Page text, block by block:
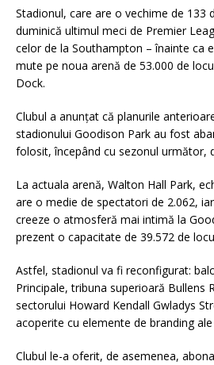
Stadionul, care are o vechime de 133
duminică ultimul meci de Premier
celor de la Southampton – înainte ca
mute pe noua arenă de 53.000 de
Dock.
Clubul a anunțat că planurile
stadionului Goodison Park au fost
folosit, începând cu sezonul următor,
La actuala arenă, Walton Hall Park,
are o medie de spectatori de 2.062,
creeze o atmosferă mai intimă la
prezent o capacitate de 39.572 de
Astfel, stadionul va fi reconfigurat:
Principale, tribuna superioară Bullens
sectorului Howard Kendall Gwladys
acoperite cu elemente de branding
Clubul le-a oferit, de asemenea,